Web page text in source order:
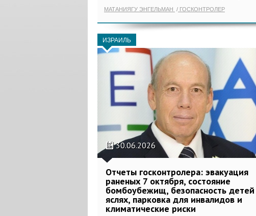
МАТАНИЯГУ ЭНГЕЛЬМАН ГОСКОНТРОЛЕР
ИЗРАИЛЬ
30.06.2026
Отчеты госконтролера: эвакуация
раненых 7 октября, состояние
бомбоубежищ, безопасность
яслях, парковка для инвалидов и
климатические риски